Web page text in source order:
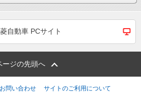
自動車 PCサイト
ージの先頭へ
お問い合わせ サイトのご利用について